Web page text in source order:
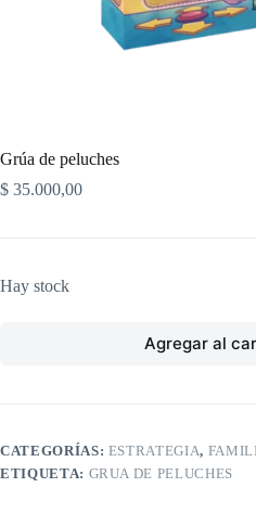
Grúa de peluches
$ 35.000,00
Hay stock
Agregar al
CATEGORÍAS: ESTRATEGIA,
ETIQUETA: GRUA DE PELUCHES